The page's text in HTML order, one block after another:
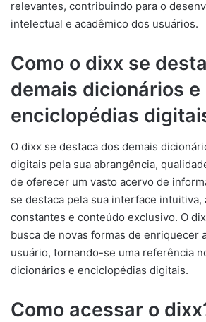
relevantes, contribuindo para o
intelectual e acadêmico dos usuários.
Como o dixx se
demais dicionários e
enciclopédias
O dixx se destaca dos demais
digitais pela sua abrangência,
de oferecer um vasto acervo de
se destaca pela sua interface intuitiva,
constantes e conteúdo exclusivo. O
busca de novas formas de enriquecer
usuário, tornando-se uma referência
dicionários e enciclopédias digitais.
Como acessar o